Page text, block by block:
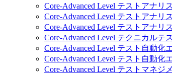
Core-Advanced Level テストアナリ
Core-Advanced Level テストアナリ
Core-Advanced Level テストアナリ
Core-Advanced Level テクニカルテ
Core-Advanced Level テスト自動化
Core-Advanced Level テスト自動化
Core-Advanced Level テストマネ